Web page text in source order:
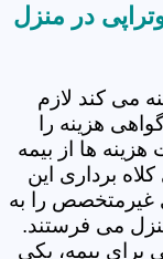
در منزل
می کند لازم
هزینه را
ها از بیمه
برداری این
غیرمتخصص را به
می فرستند.
برای بیمه، یکی